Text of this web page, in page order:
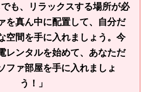
も、リラックスする場所が必
を真ん中に配置して、自分だ
空間を手に入れましょう。今
レンタルを始めて、あなただ
ファ部屋を手に入れましょ
う！」